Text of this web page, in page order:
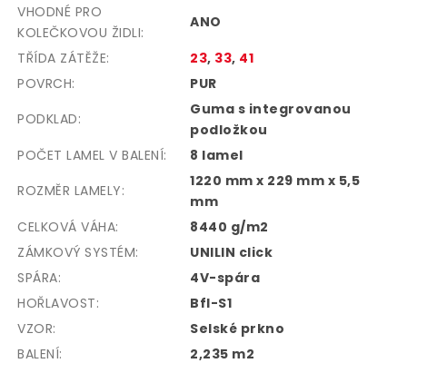
VHODNÉ PRO
KOLEČKOVOU ŽIDLI:
ANO
TŘÍDA ZÁTĚŽE: 23, 33, 41
POVRCH:
PUR
PODKLAD:
Guma s integrovanou
podložkou
POČET LAMEL V BALENÍ:
8 lamel
ROZMĚR LAMELY:
1220 mm x 229 mm x 5,5
mm
CELKOVÁ VÁHA:
8440 g/m2
ZÁMKOVÝ SYSTÉM:
UNILIN click
SPÁRA:
4V-spára
HOŘLAVOST:
Bfl-S1
VZOR:
Selské prkno
BALENÍ: 2,235 m2